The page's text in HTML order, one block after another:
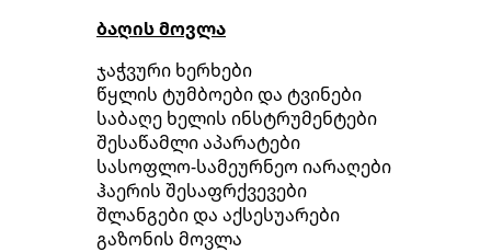
ბაღის მოვლა
ჯაჭვური ხერხები
წყლის ტუმბოები და ტვინები
საბაღე ხელის ინსტრუმენტები
შესაწამლი აპარატები
სასოფლო-სამეურნეო იარაღები
ჰაერის შესაფრქვევები
შლანგები და აქსესუარები
გაზონის მოვლა